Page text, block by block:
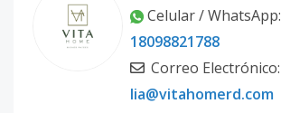
Celular / WhatsApp:
18098821788
Correo Electrónico:
lia@vitahomerd.com